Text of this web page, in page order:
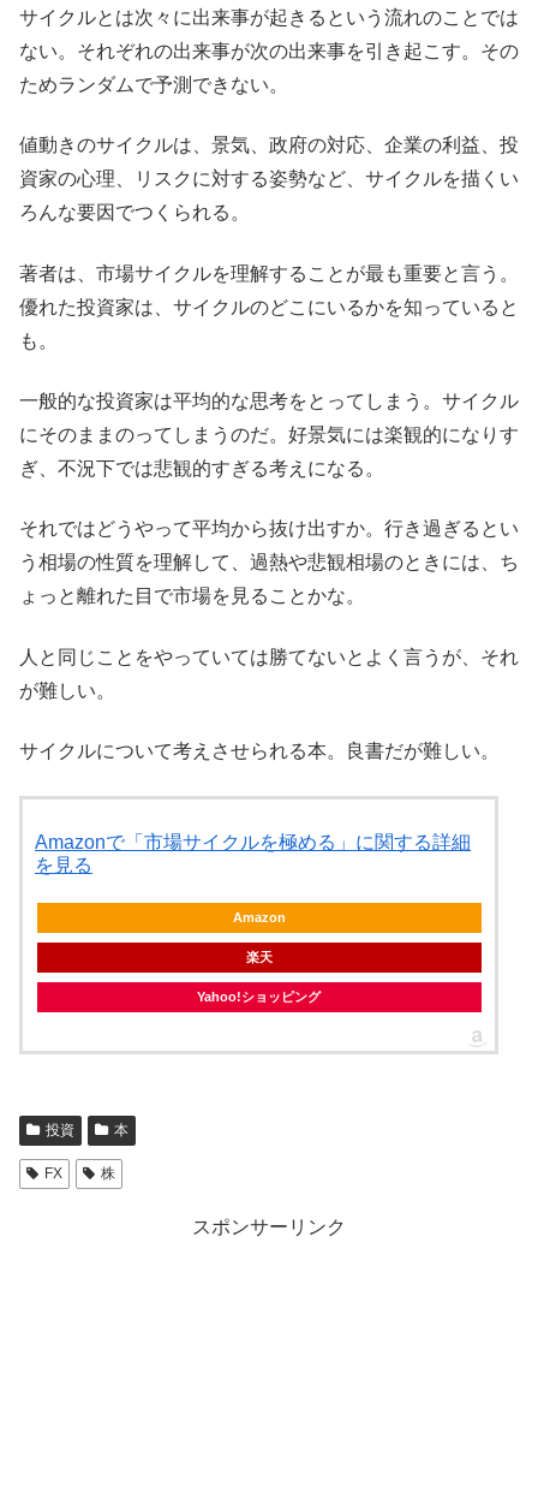
サイクルとは次々に出来事が起きるという流れのことでは
ない。それぞれの出来事が次の出来事を引き起こす。その
ためランダムで予測できない。
値動きのサイクルは、景気、政府の対応、企業の利益、投
資家の心理、リスクに対する姿勢など、サイクルを描くい
ろんな要因でつくられる。
著者は、市場サイクルを理解することが最も重要と言う。
優れた投資家は、サイクルのどこにいるかを知っていると
も。
一般的な投資家は平均的な思考をとってしまう。サイクル
にそのままのってしまうのだ。好景気には楽観的になりす
ぎ、不況下では悲観的すぎる考えになる。
それではどうやって平均から抜け出すか。行き過ぎるとい
う相場の性質を理解して、過熱や悲観相場のときには、ち
ょっと離れた目で市場を見ることかな。
人と同じことをやっていては勝てないとよく言うが、それ
が難しい。
サイクルについて考えさせられる本。良書だが難しい。
Amazonで「市場サイクルを極める」に関する詳細
を見る
Amazon
楽天
Yahoo!ショッピング
投資 本
FX 株
スポンサーリンク